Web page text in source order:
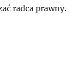
radca prawny.